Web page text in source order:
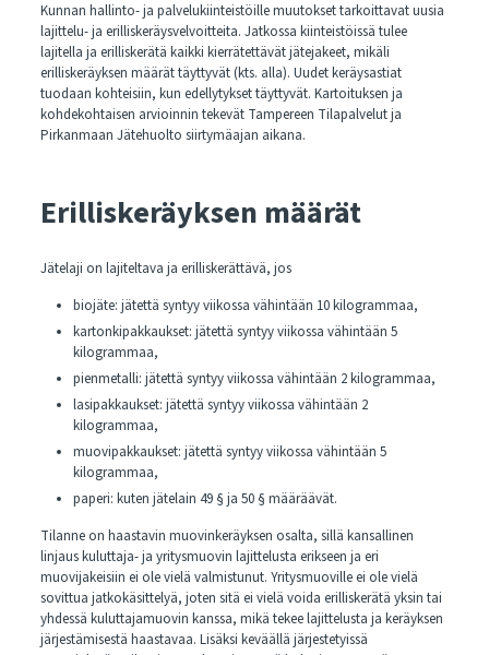
Kunnan hallinto- ja palvelukiinteistöille muutokset tarkoittavat uusia
lajittelu- ja erilliskeräysvelvoitteita. Jatkossa kiinteistöissä tulee
lajitella ja erilliskerätä kaikki kierrätettävät jätejakeet, mikäli
erilliskeräyksen määrät täyttyvät (kts. alla). Uudet keräysastiat
tuodaan kohteisiin, kun edellytykset täyttyvät. Kartoituksen ja
kohdekohtaisen arvioinnin tekevät Tampereen Tilapalvelut ja
Pirkanmaan Jätehuolto siirtymäajan aikana.
Erilliskeräyksen määrät
Jätelaji on lajiteltava ja erilliskerättävä, jos
biojäte: jätettä syntyy viikossa vähintään 10 kilogrammaa,
kartonkipakkaukset: jätettä syntyy viikossa vähintään 5
kilogrammaa,
pienmetalli: jätettä syntyy viikossa vähintään 2 kilogrammaa,
lasipakkaukset: jätettä syntyy viikossa vähintään 2
kilogrammaa,
muovipakkaukset: jätettä syntyy viikossa vähintään 5
kilogrammaa,
paperi: kuten jätelain 49 § ja 50 § määräävät.
Tilanne on haastavin muovinkeräyksen osalta, sillä kansallinen
linjaus kuluttaja- ja yritysmuovin lajittelusta erikseen ja eri
muovijakeisiin ei ole vielä valmistunut. Yritysmuoville ei ole vielä
sovittua jatkokäsittelyä, joten sitä ei vielä voida erilliskerätä yksin tai
yhdessä kuluttajamuovin kanssa, mikä tekee lajittelusta ja keräyksen
järjestämisestä haastavaa. Lisäksi keväällä järjestetyissä